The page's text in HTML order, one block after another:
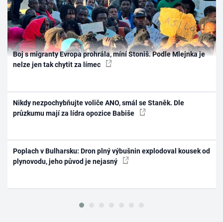
Boj s migranty Evropa prohrála, míní Stoniš. Podle Mlejnka je
nelze jen tak chytit za límec
Nikdy nezpochybňujte voliče ANO, smál se Staněk. Dle
průzkumu mají za lídra opozice Babiše
Poplach v Bulharsku: Dron plný výbušnin explodoval kousek od
plynovodu, jeho původ je nejasný